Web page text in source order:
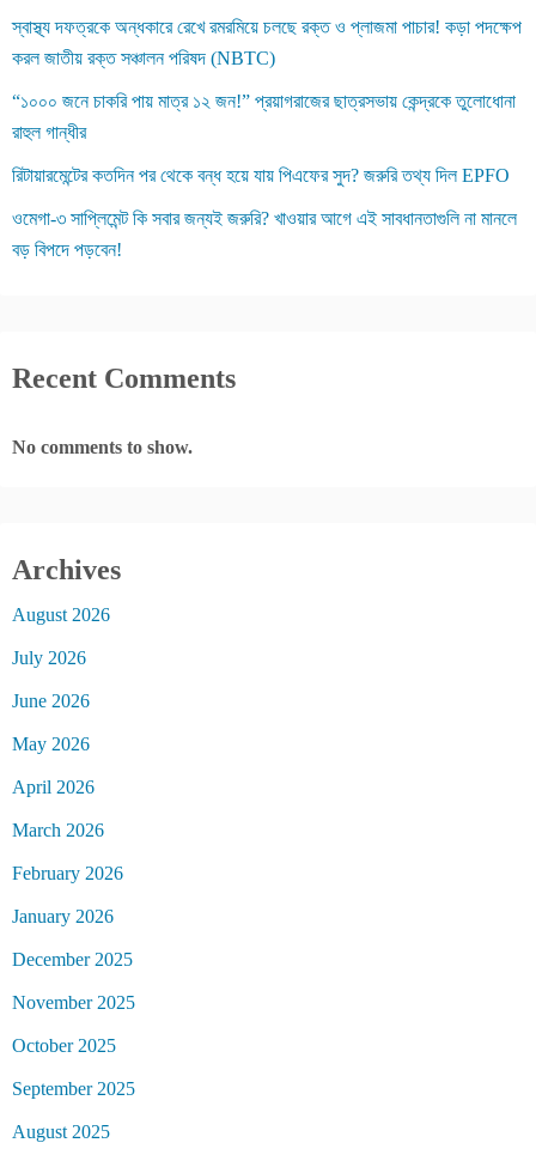
n
a
t
o
স্বাস্থ্য দফত্রকে অন্ধকারে রেখে রমরমিয়ে চলছে রক্ত ও প্লাজমা পাচার! কড়া পদক্ষেপ
করল জাতীয় রক্ত সঞ্চালন পরিষদ (NBTC)
“১০০০ জনে চাকরি পায় মাত্র ১২ জন!” প্রয়াগরাজের ছাত্রসভায় কেন্দ্রকে তুলোধোনা
রাহুল গান্ধীর
রিটায়ারমেন্টের কতদিন পর থেকে বন্ধ হয়ে যায় পিএফের সুদ? জরুরি তথ্য দিল EPFO
ওমেগা-৩ সাপ্লিমেন্ট কি সবার জন্যই জরুরি? খাওয়ার আগে এই সাবধানতাগুলি না মানলে
বড় বিপদে পড়বেন!
Recent Comments
No comments to show.
Archives
August 2026
July 2026
June 2026
May 2026
April 2026
March 2026
February 2026
January 2026
December 2025
November 2025
October 2025
September 2025
August 2025